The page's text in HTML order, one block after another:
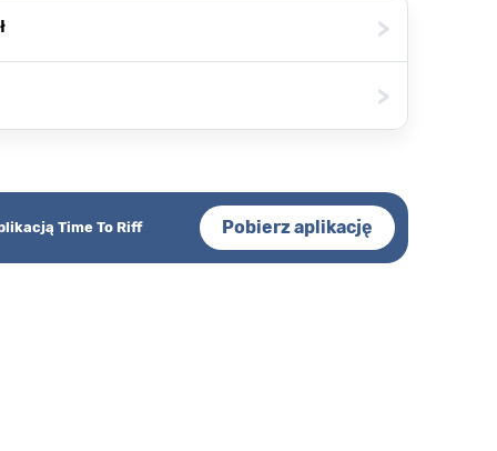
>
>
Time To Riff Pobierz aplikację